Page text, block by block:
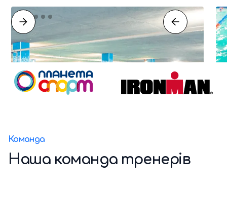
Команда
Наша команда тренерів